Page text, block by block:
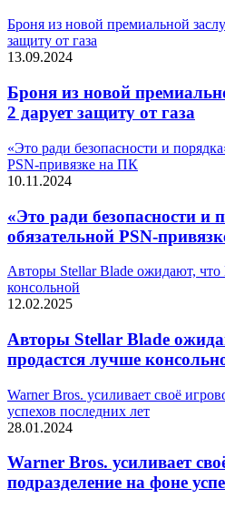
Броня из новой премиальной
защиту от газа
13.09.2024
Броня из новой
2 дарует защиту от газа
«Это ради безопасности и
PSN-привязке на ПК
10.11.2024
«Это ради безопасности и
обязательной PSN-
Авторы Stellar Blade ожидают,
консольной
12.02.2025
Авторы Stellar Blade
продастся лучше
Warner Bros. усиливает своё
успехов последних лет
28.01.2024
Warner Bros. усиливает
подразделение на фоне